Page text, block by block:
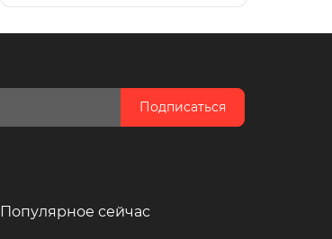
Подписаться
Популярное сейчас